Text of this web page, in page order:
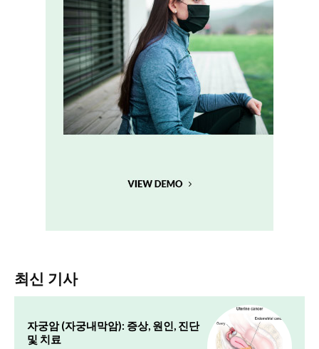
최신 기사
자궁암 (자궁내막암): 증상, 원인, 진단
및 치료